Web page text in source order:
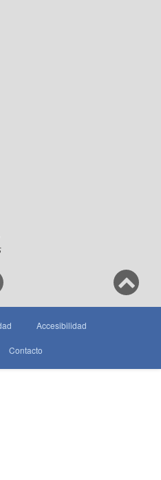
Accesibilidad
Contacto